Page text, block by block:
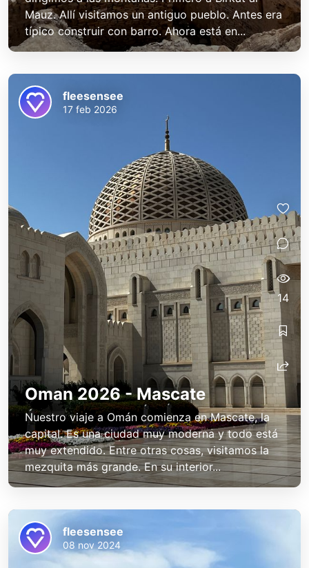
Mauz. Allí visitamos un antiguo pueblo. Antes era
típico construir con barro. Ahora está en...
Oman 2026 - Mascate
Nuestro viaje a Omán comienza en Mascate, la
capital. Es una ciudad muy moderna y todo está
muy extendido. Entre otras cosas, visitamos la
mezquita más grande. En su interior...
fleesensee
17 feb 2026
14
fleesensee
08 nov 2024